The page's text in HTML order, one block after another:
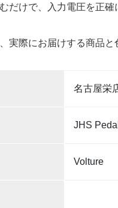
だけで、入力電圧を正
実際にお届けする商品と
名古屋栄
JHS
Volture